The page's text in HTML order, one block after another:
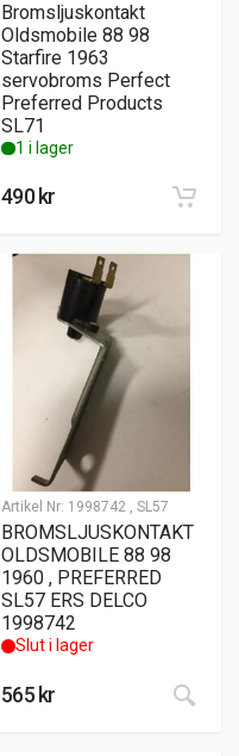
Bromsljuskontakt
Oldsmobile 88 98
Starfire 1963
servobroms Perfect
Preferred Products
SL71
1 i lager
490 kr
Artikel Nr: 1998742 , SL57
BROMSLJUSKONTAKT
OLDSMOBILE 88 98
1960 , PREFERRED
SL57 ERS DELCO
1998742
Slut i lager
565kr